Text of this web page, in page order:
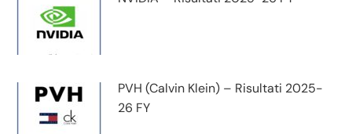
PVH (Calvin Klein) – Risultati 2025-
26 FY